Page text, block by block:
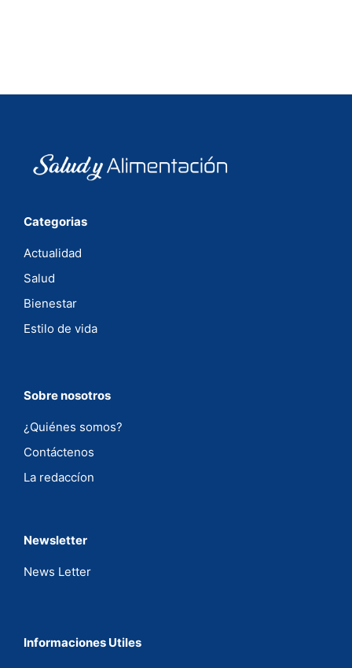
Categorias
Actualidad
Salud
Bienestar
Estilo de vida
Sobre nosotros
¿Quiénes somos?
Contáctenos
La redaccíon
Newsletter
News Letter
Informaciones Utiles